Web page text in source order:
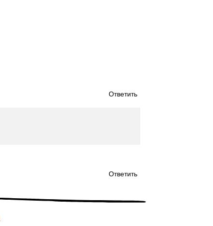
Ответить
Ответить